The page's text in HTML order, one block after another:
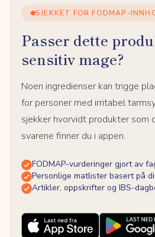
SJEKKET FOR FODMAP-
Passer dette
sensitiv mage?
Noen ingredienser kan trigge
for personer med irritabel
sjekker hvorvidt produkter som
svarene finner du i appen.
FODMAP-vurderinger gjort av
Personlige matlister basert på
Artikler, oppskrifter og IBS-